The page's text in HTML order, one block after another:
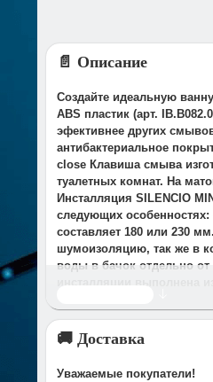
📄 Описание
Создайте идеальную
ABS пластик (арт.
эфективнее других
антибактериальное
close Клавиша смыва
туалетных комнат. На
Инсталляция SILENCIO
следующих особенностях:
составляет 180 или 230
шумоизоляцию, так же в
воды в бачок отдельно
инсталляции выполнена
🚚 Доставка
Уважаемые покупатели!